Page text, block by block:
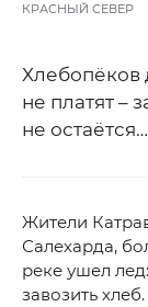
КРАСНЫЙ СЕВЕР
Хлебопёков
не платят –
не
Жители
Салехарда,
реке ушел
завозить